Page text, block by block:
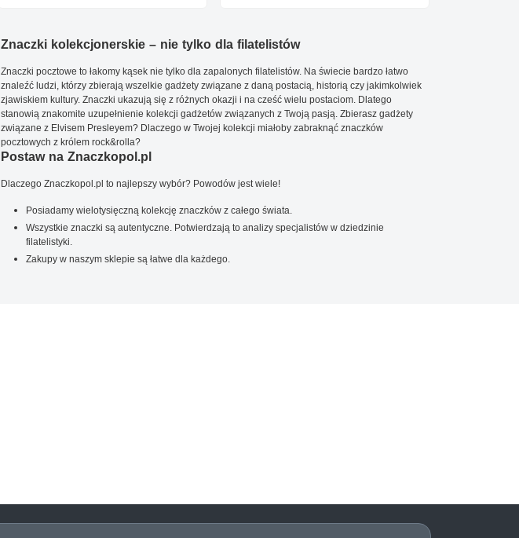
Znaczki kolekcjonerskie – nie tylko dla filatelistów
Znaczki pocztowe to łakomy kąsek nie tylko dla zapalonych filatelistów. Na świecie bardzo łatwo
znaleźć ludzi, którzy zbierają wszelkie gadżety związane z daną postacią, historią czy jakimkolwiek
zjawiskiem kultury. Znaczki ukazują się z różnych okazji i na cześć wielu postaciom. Dlatego
stanowią znakomite uzupełnienie kolekcji gadżetów związanych z Twoją pasją. Zbierasz gadżety
związane z Elvisem Presleyem? Dlaczego w Twojej kolekcji miałoby zabraknąć znaczków
pocztowych z królem rock&rolla?
Postaw na Znaczkopol.pl
Dlaczego Znaczkopol.pl to najlepszy wybór? Powodów jest wiele!
Posiadamy wielotysięczną kolekcję znaczków z całego świata.
Wszystkie znaczki są autentyczne. Potwierdzają to analizy specjalistów w dziedzinie
filatelistyki.
Zakupy w naszym sklepie są łatwe dla każdego.